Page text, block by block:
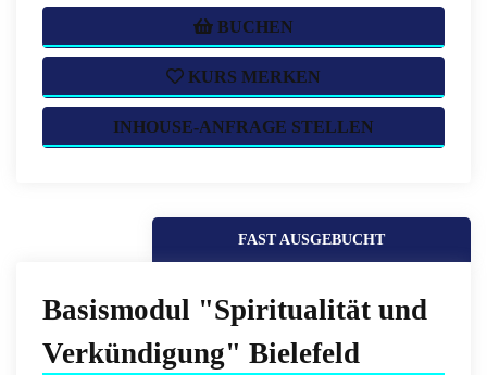
BUCHEN
KURS MERKEN
INHOUSE-ANFRAGE STELLEN
FAST AUSGEBUCHT
Basismodul "Spiritualität und
Verkündigung" Bielefeld